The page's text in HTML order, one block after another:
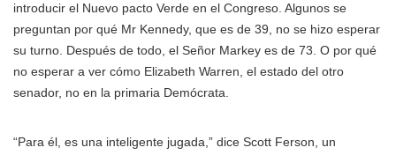
introducir el Nuevo pacto Verde en el Congreso. Algunos se
preguntan por qué Mr Kennedy, que es de 39, no se hizo esperar
su turno. Después de todo, el Señor Markey es de 73. O por qué
no esperar a ver cómo Elizabeth Warren, el estado del otro
senador, no en la primaria Demócrata.
“Para él, es una inteligente jugada,” dice Scott Ferson, un